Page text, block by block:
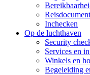
Inchecken
Op de luchthaven
Security
Services en
Winkels en
Begeleiding